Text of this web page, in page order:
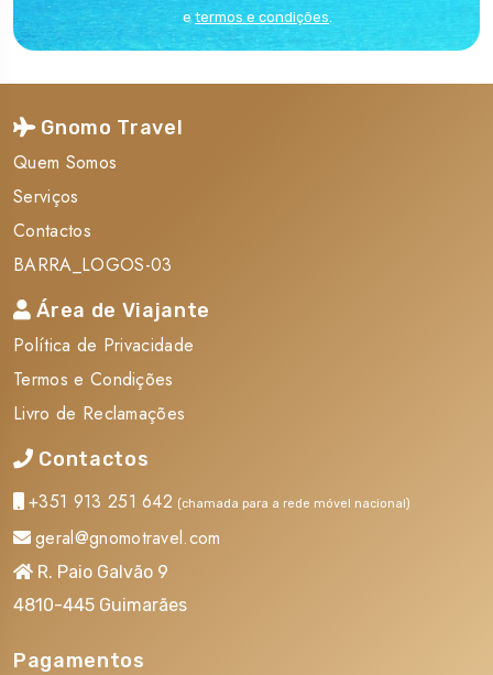
Informações sobre Brasil
1. Fortaleza: A cidade é magnífica e faz bem tanto aos
olhos quanto à alma dos viajantes! Em Fortaleza podemos
apreciar as influências indígenas, portuguesas e africanas,
em pratos baseados em peixes e frutos do mar. Mas não
se esqueça das iguarias do sertão. Da moqueca ao bode
guisado, um universo de sabores cearenses.
2. João Pessoa:
e termos e condições.
Gnomo Travel
Quem Somos
Serviços
Contactos
BARRA_LOGOS-03
Área de Viajante
Política de Privacidade
Termos e Condições
Livro de Reclamações
Contactos
+351 913 251 642 (chamada para a rede móvel nacional)
geral@gnomotravel.com
R. Paio Galvão 9
4810-445 Guimarães
Pagamentos